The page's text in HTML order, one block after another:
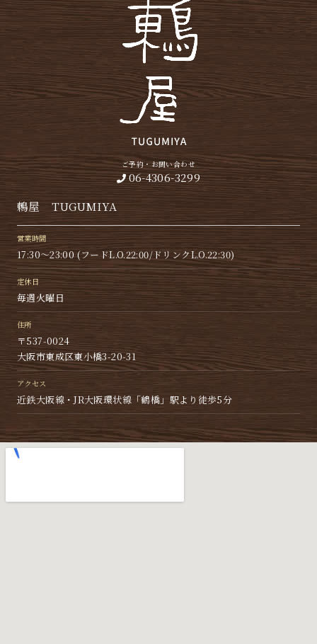
ご予約・お問い合わせ
06-4306-3299
鶫屋 TUGUMIYA
営業時間
17:30〜23:00 (フードL.O.22:00/ドリンクL.O.22:30)
定休日
毎週火曜日
住所
〒537-0024
大阪市東成区東小橋3-20-31
アクセス
近鉄大阪線・JR大阪環状線「鶴橋」駅より徒歩5分